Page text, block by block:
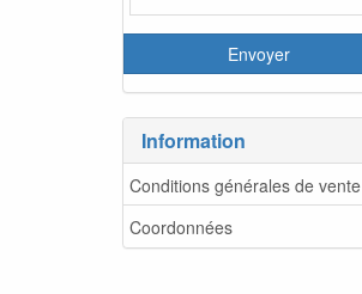
Information
Conditions générales de vente
Coordonnées